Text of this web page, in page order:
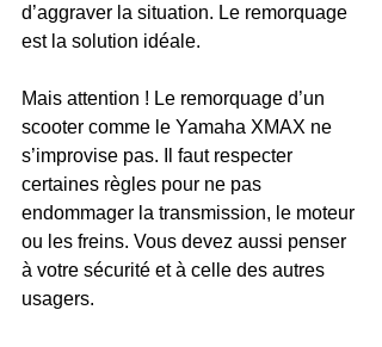
d’aggraver la situation. Le remorquage
est la solution idéale.
Mais attention ! Le remorquage d’un
scooter comme le Yamaha XMAX ne
s’improvise pas. Il faut respecter
certaines règles pour ne pas
endommager la transmission, le moteur
ou les freins. Vous devez aussi penser
à votre sécurité et à celle des autres
usagers.